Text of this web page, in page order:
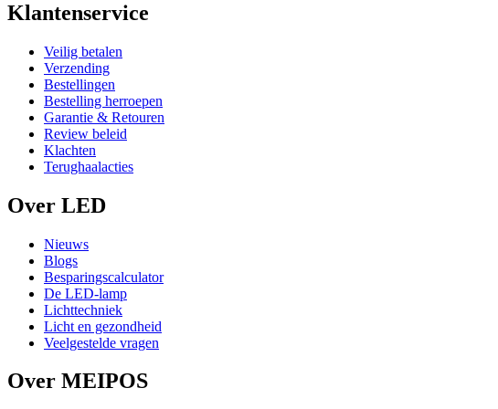
Klantenservice
Veilig betalen
Verzending
Bestellingen
Bestelling herroepen
Garantie & Retouren
Review beleid
Klachten
Terughaalacties
Over LED
Nieuws
Blogs
Besparingscalculator
De LED-lamp
Lichttechniek
Licht en gezondheid
Veelgestelde vragen
Over MEIPOS